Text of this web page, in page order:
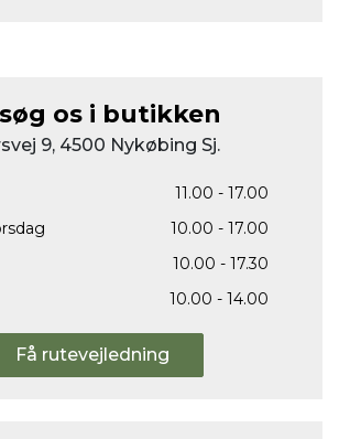
os i butikken
9, 4500 Nykøbing Sj.
11.00 - 17.00
10.00 - 17.00
10.00 - 17.30
10.00 - 14.00
Få rutevejledning